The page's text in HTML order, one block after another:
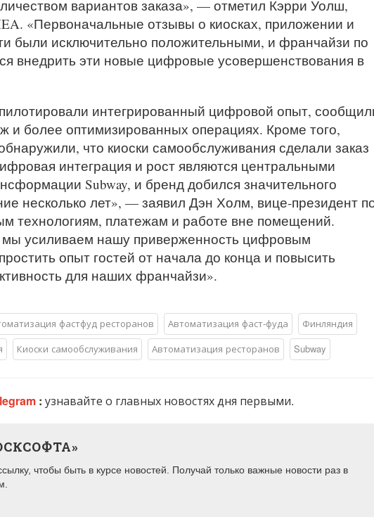
вариантов заказа», — отметил Кэрри Уолш,
«Первоначальные отзывы о киосках, приложении и
были исключительно положительными, и франчайзи по
внедрить эти новые цифровые усовершенствования в
интегрированный цифровой опыт,
и более оптимизированных операциях. Кроме того,
что киоски самообслуживания сделали заказ
интеграция и рост являются центральными
Subway, и бренд добился значительного
несколько лет», — заявил Дэн Холм, вице-президент
технологиям, платежам и работе вне помещений.
мы усиливаем нашу приверженность цифровым
опыт гостей от начала до конца и повысить
для наших франчайзи».
фастфуд ресторанов Автоматизация фаст-фуда
Финляндия
Киоски самообслуживания Автоматизация ресторанов Subway
: узнавайте о главных новостях дня первыми.
чтобы быть в курсе новостей. Получай только важные новости раз в